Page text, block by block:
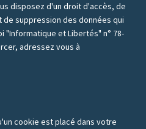
disposez d'un droit d'accès, de
suppression des données qui
"Informatique et Libertés" n° 78-
adressez vous à
cookie est placé dans votre